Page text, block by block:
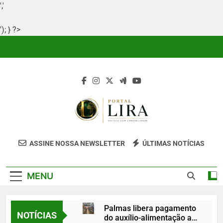
','
'); } ?>
Portal Lira
Portal Lira É Um Site Informativo
Clareza, Responsabilidade E Uma Boa
ASSINE NOSSA NEWSLETTER ÚLTIMAS NOTÍCIAS
MENU
NOTÍCIAS
Palmas libera pagamento
do auxílio-alimentação a